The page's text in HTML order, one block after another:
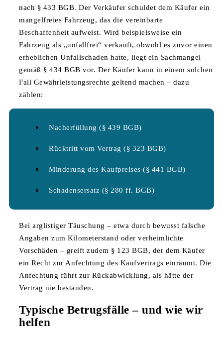
nach § 433 BGB. Der Verkäufer schuldet dem Käufer ein
mangelfreies Fahrzeug, das die vereinbarte
Beschaffenheit aufweist. Wird beispielsweise ein
Fahrzeug als „unfallfrei“ verkauft, obwohl es zuvor einen
erheblichen Unfallschaden hatte, liegt ein Sachmangel
gemäß § 434 BGB vor. Der Käufer kann in einem solchen
Fall Gewährleistungsrechte geltend machen – dazu
zählen:
Nacherfüllung (§ 439 BGB)
Rücktritt vom Vertrag (§ 323 BGB)
Minderung des Kaufpreises (§ 441 BGB)
Schadensersatz (§ 280 ff. BGB)
Bei arglistiger Täuschung – etwa durch bewusst falsche
Angaben zum Kilometerstand oder verheimlichte
Vorschäden – greift zudem § 123 BGB, der dem Käufer
ein Recht zur Anfechtung des Kaufvertrags einräumt. Die
Anfechtung führt zur Rückabwicklung, als hätte der
Vertrag nie bestanden.
Typische Betrugsfälle – und wie wir
helfen